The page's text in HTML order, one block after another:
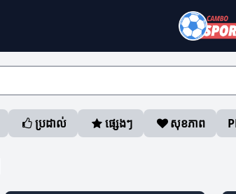
ប្រដាល់ ផ្សេងៗ សុខភាព